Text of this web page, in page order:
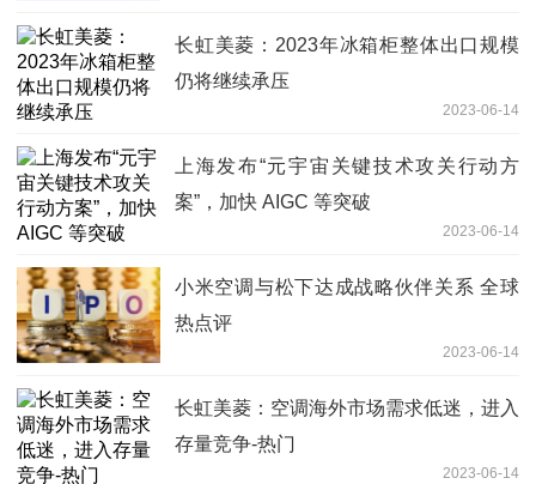
长虹美菱：2023年冰箱柜整体出口规模
仍将继续承压
2023-06-14
上海发布“元宇宙关键技术攻关行动方
案”，加快 AIGC 等突破
2023-06-14
小米空调与松下达成战略伙伴关系 全球
热点评
2023-06-14
长虹美菱：空调海外市场需求低迷，进入
存量竞争-热门
2023-06-14